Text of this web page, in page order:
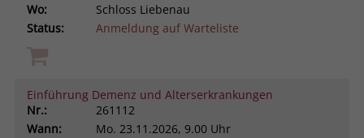
Wo:
Schloss Liebenau
Status:
Anmeldung auf Warteliste
Einführung Demenz und Alterserkrankungen
Nr.:
261112
Wann:
Mo. 23.11.2026, 9.00 Uhr
Laufzeit 1 Jahr
Zweck
zu speichern und in einer einzigen
Sitzungsaufzeichnung
zusammenzufassen.